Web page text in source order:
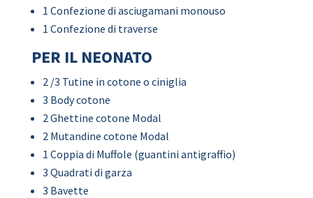
1 Confezione di asciugamani monouso
1 Confezione di traverse
PER IL NEONATO
2 /3 Tutine in cotone o ciniglia
3 Body cotone
2 Ghettine cotone Modal
2 Mutandine cotone Modal
1 Coppia di Muffole (guantini antigraffio)
3 Quadrati di garza
3 Bavette